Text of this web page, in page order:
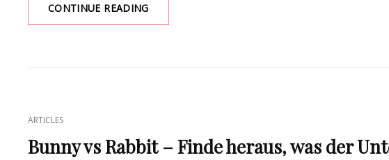
CONTINUE READINGGESCHÄTZTE
DATENNUTZUNG
CAT
LINKS
ARTICLES
Bunny vs Rabbit – Finde heraus, was der